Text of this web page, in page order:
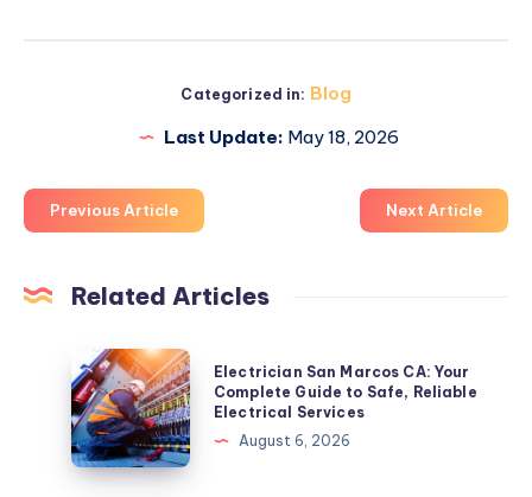
Categorized in: Blog
Last Update: May 18, 2026
Previous Article Next Article
Related Articles
Electrician
San
Marcos
CA:
Your
Electrician San Marcos CA: Your
Complete Guide to Safe, Reliable
Electrical Services
August 6, 2026